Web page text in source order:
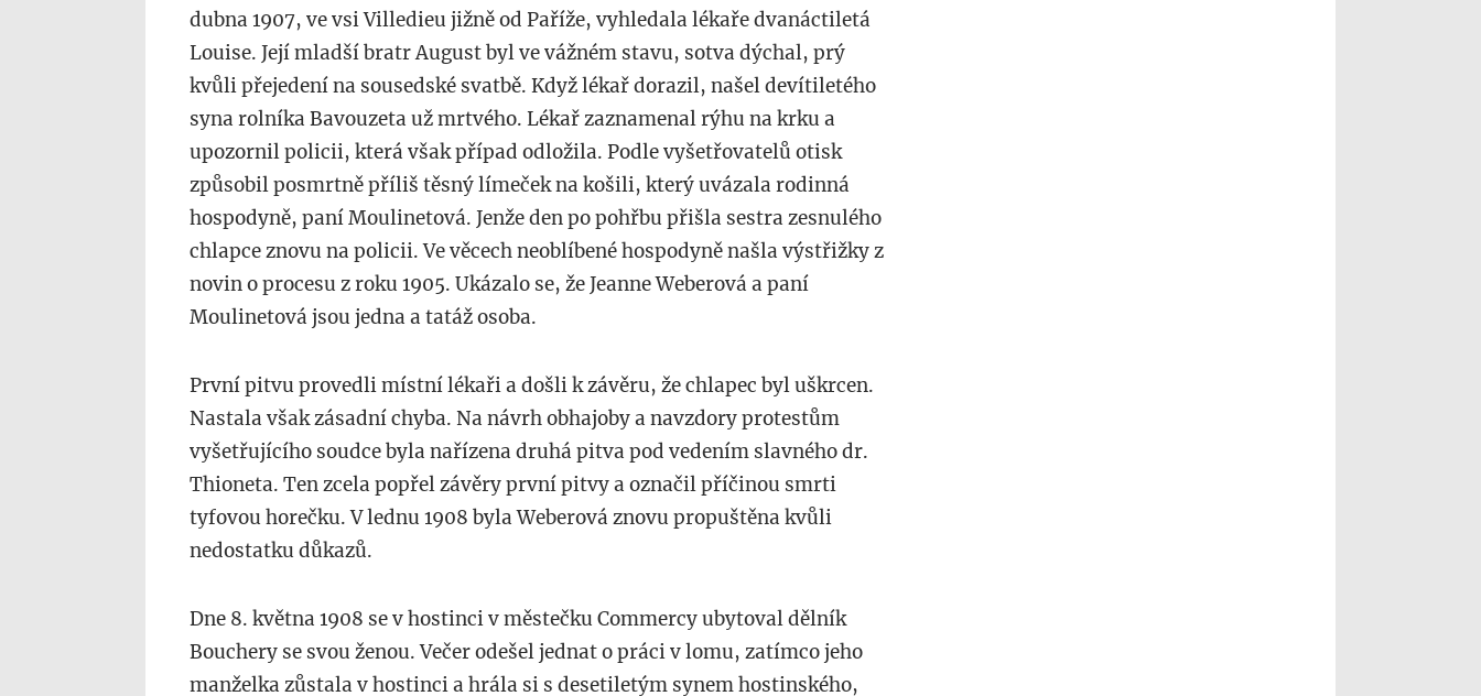
dubna 1907, ve vsi Villedieu jižně od Paříže, vyhledala lékaře dvanáctiletá
Louise. Její mladší bratr August byl ve vážném stavu, sotva dýchal, prý
kvůli přejedení na sousedské svatbě. Když lékař dorazil, našel devítiletého
syna rolníka Bavouzeta už mrtvého. Lékař zaznamenal rýhu na krku a
upozornil policii, která však případ odložila. Podle vyšetřovatelů otisk
způsobil posmrtně příliš těsný límeček na košili, který uvázala rodinná
hospodyně, paní Moulinetová. Jenže den po pohřbu přišla sestra zesnulého
chlapce znovu na policii. Ve věcech neoblíbené hospodyně našla výstřižky z
novin o procesu z roku 1905. Ukázalo se, že Jeanne Weberová a paní
Moulinetová jsou jedna a tatáž osoba.
První pitvu provedli místní lékaři a došli k závěru, že chlapec byl uškrcen.
Nastala však zásadní chyba. Na návrh obhajoby a navzdory protestům
vyšetřujícího soudce byla nařízena druhá pitva pod vedením slavného dr.
Thioneta. Ten zcela popřel závěry první pitvy a označil příčinou smrti
tyfovou horečku. V lednu 1908 byla Weberová znovu propuštěna kvůli
nedostatku důkazů.
Dne 8. května 1908 se v hostinci v městečku Commercy ubytoval dělník
Bouchery se svou ženou. Večer odešel jednat o práci v lomu, zatímco jeho
manželka zůstala v hostinci a hrála si s desetiletým synem hostinského,